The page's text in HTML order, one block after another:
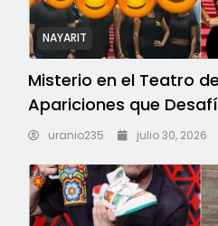
NAYARIT
Misterio en el Teatro
Apariciones que
uranio235 julio 30, 2026